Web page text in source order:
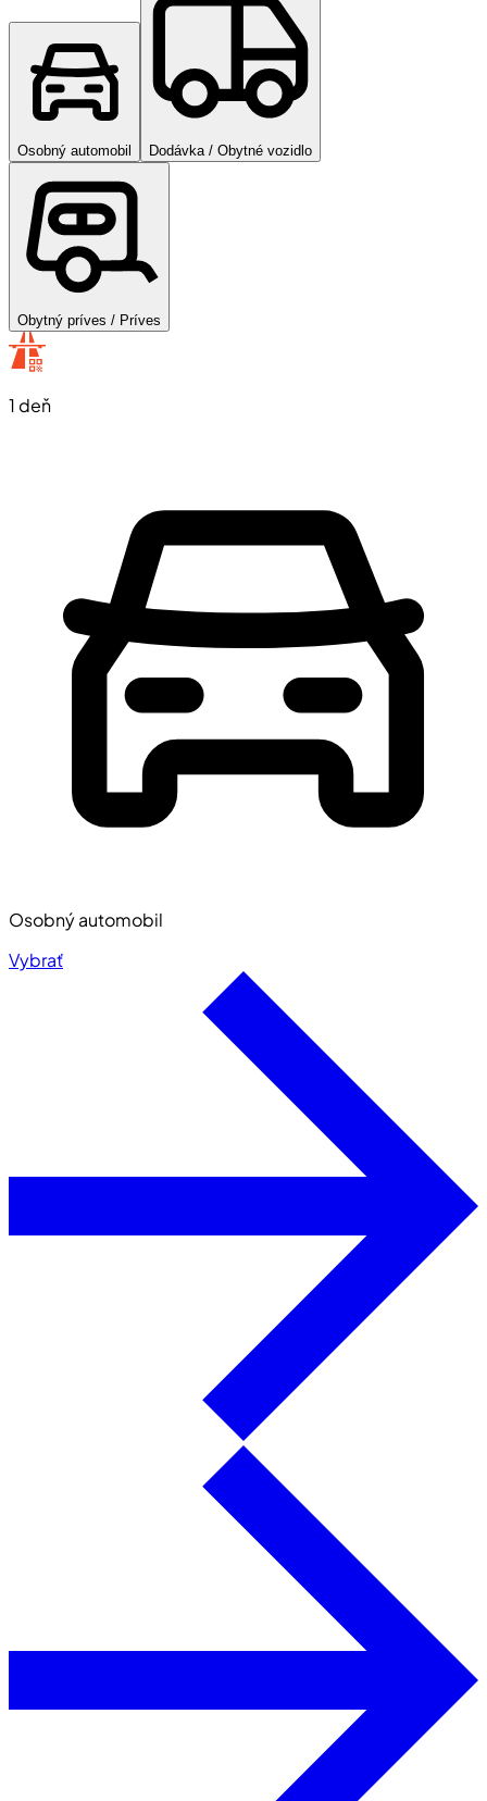
Osobný automobil Dodávka / Obytné vozidlo
Obytný príves / Príves
1 deň
Osobný automobil
Vybrať